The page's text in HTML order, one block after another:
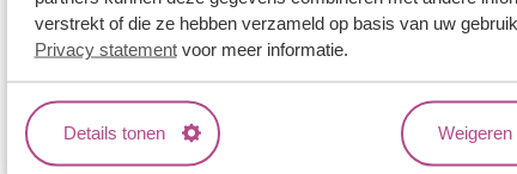
verstrekt of die ze hebben verzameld op basis van uw
Privacy statementvoor meer informatie.
Details tonen Weigeren
Over ons Jouw